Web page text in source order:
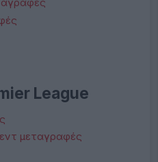
League
μεταγραφές